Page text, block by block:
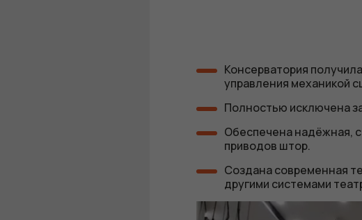
Консерватория
управления механикой
Полностью исключена
Обеспечена надёжная,
приводов штор.
Создана современная
другими системами